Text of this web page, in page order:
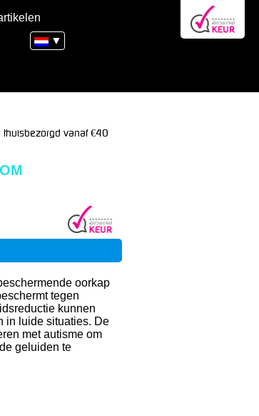
▼
thuisbezorgd vanaf €40
oorkap
tegen
kunnen
in luide situaties. De
met autisme om
geluiden te